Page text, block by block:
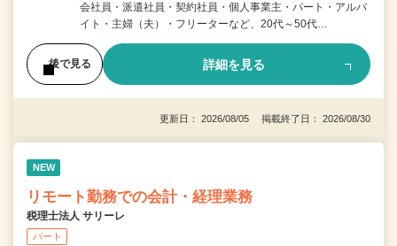
会社員・派遣社員・契約社員・個人事業主・パート・アルバ
イト・主婦（夫）・フリーターなど、20代～50代…
後で見る 詳細を見る
更新日： 2026/08/05 掲載終了日： 2026/08/30
NEW
リモート勤務での会計・経理業務
税理士法人 サリーレ
パート